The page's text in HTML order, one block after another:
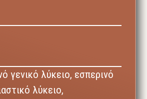
γενικό λύκειο, εσπερινό
λύκειο,